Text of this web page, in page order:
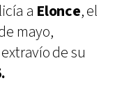
a Elonce, el
mayo,
de su